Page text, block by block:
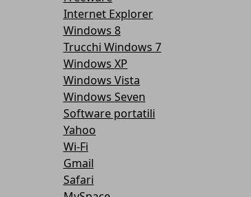
Internet Explorer
Windows 8
Trucchi Windows 7
Windows XP
Windows Vista
Windows Seven
Software portatili
Yahoo
Wi-Fi
Gmail
Safari